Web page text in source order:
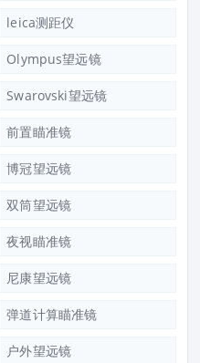
leica测距仪
Olympus望远镜
Swarovski望远镜
前置瞄准镜
博冠望远镜
双筒望远镜
夜视瞄准镜
尼康望远镜
弹道计算瞄准镜
户外望远镜